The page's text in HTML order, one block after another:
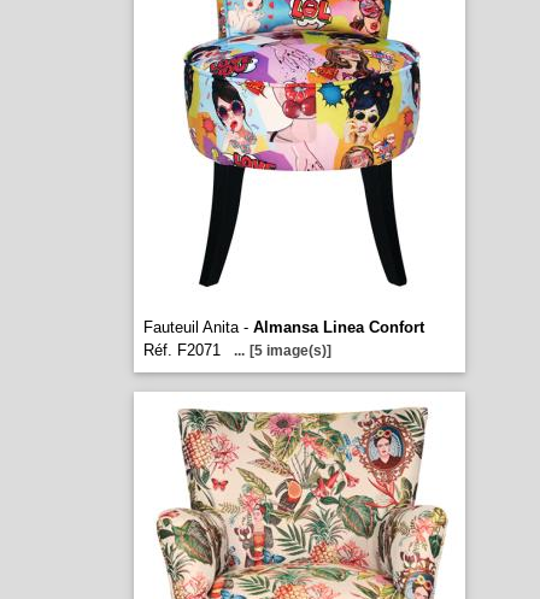
Fauteuil Anita - Almansa Linea Confort
Réf. F2071
... [5 image(s)]